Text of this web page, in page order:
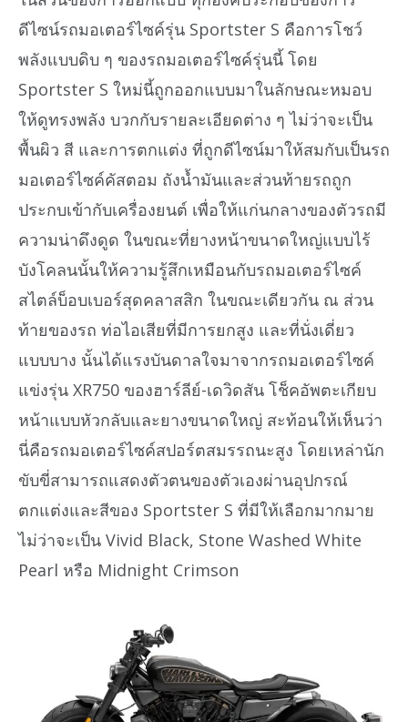
ดีไซน์รถมอเตอร์ไซค์รุ่น Sportster S คือการโชว์
พลังแบบดิบ ๆ ของรถมอเตอร์ไซค์รุ่นนี้ โดย
Sportster S ใหม่นี้ถูกออกแบบมาในลักษณะหมอบ
ให้ดูทรงพลัง บวกกับรายละเอียดต่าง ๆ ไม่ว่าจะเป็น
พื้นผิว สี และการตกแต่ง ที่ถูกดีไซน์มาให้สมกับเป็นรถ
มอเตอร์ไซค์คัสตอม ถังน้ำมันและส่วนท้ายรถถูก
ประกบเข้ากับเครื่องยนต์ เพื่อให้แก่นกลางของตัวรถมี
ความน่าดึงดูด ในขณะที่ยางหน้าขนาดใหญ่แบบไร้
บังโคลนนั้นให้ความรู้สึกเหมือนกับรถมอเตอร์ไซค์
สไตล์บ็อบเบอร์สุดคลาสสิก ในขณะเดียวกัน ณ ส่วน
ท้ายของรถ ท่อไอเสียที่มีการยกสูง และที่นั่งเดี่ยว
แบบบาง นั้นได้แรงบันดาลใจมาจากรถมอเตอร์ไซค์
แข่งรุ่น XR750 ของฮาร์ลีย์-เดวิดสัน โช็คอัพตะเกียบ
หน้าแบบหัวกลับและยางขนาดใหญ่ สะท้อนให้เห็นว่า
นี่คือรถมอเตอร์ไซค์สปอร์ตสมรรถนะสูง โดยเหล่านัก
ขับขี่สามารถแสดงตัวตนของตัวเองผ่านอุปกรณ์
ตกแต่งและสีของ Sportster S ที่มีให้เลือกมากมาย
ไม่ว่าจะเป็น Vivid Black, Stone Washed White
Pearl หรือ Midnight Crimson